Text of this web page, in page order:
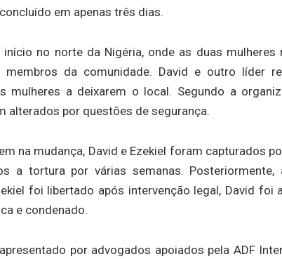
em apenas três dias.
início no norte da Nigéria, onde as duas
membros da comunidade. David e outro líder
mulheres a deixarem o local. Segundo a
alterados por questões de segurança.
na mudança, David e Ezekiel foram capturados
a tortura por várias semanas.
foi libertado após intervenção legal, David
e condenado.
por advogados apoiados pela ADF